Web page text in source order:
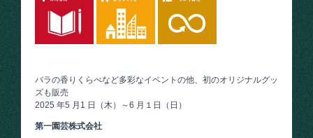
バラの香りくらべなど多彩なイベントの他、初のオリジナルグッ
ズも販売
2025 年5 月1 日（木）～6 月１日（日）
第一園芸株式会社